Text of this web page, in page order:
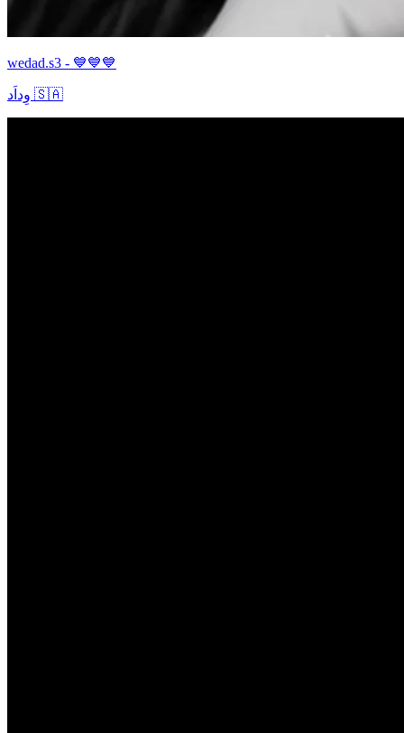
wedad.s3 - 💙💙💙
وِداَد 🇸🇦